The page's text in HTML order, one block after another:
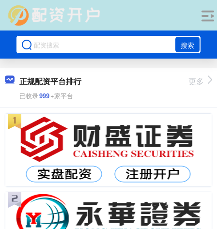
搜索
正规配资平台排行
已收录999+家平台
更多